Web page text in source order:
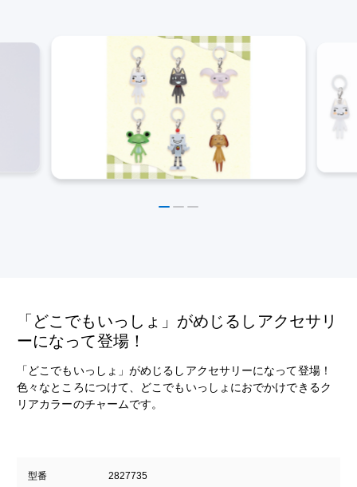
「どこでもいっしょ」がめじるしアクセサリ
ーになって登場！
「どこでもいっしょ」がめじるしアクセサリーになって登場！
色々なところにつけて、どこでもいっしょにおでかけできるク
リアカラーのチャームです。
型番 2827735